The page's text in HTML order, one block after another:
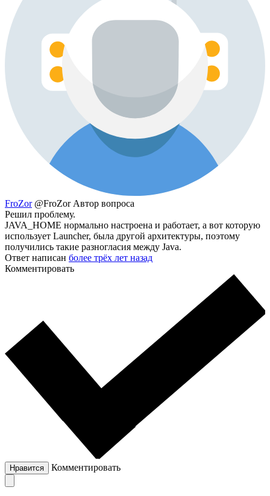
FroZor @FroZor Автор вопроса
Решил проблему.
JAVA_HOME нормально настроена и работает, а вот которую
использует Launcher, была другой архитектуры, поэтому
получились такие разногласия между Java.
Ответ написан более трёх лет назад
Комментировать
Нравится Комментировать